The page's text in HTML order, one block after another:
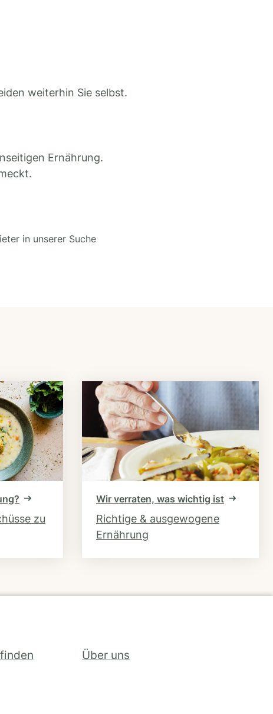
weiterhin Sie selbst.
Ernährung.
in unserer Suche
zu
Wir verraten, was wichtig ist
Richtige & ausgewogene
Ernährung
Über uns